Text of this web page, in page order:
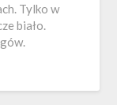
Tylko w
biało.